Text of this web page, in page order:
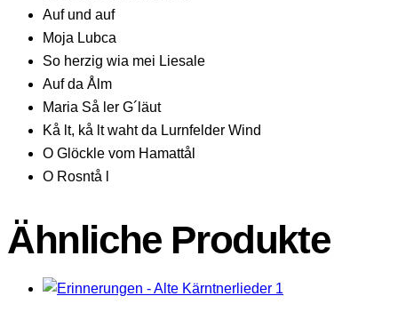
Auf und auf
Moja Lubca
So herzig wia mei Liesale
Auf da Ålm
Maria Så ler G´läut
Kå lt, kå lt waht da Lurnfelder Wind
O Glöckle vom Hamattål
O Rosntå l
Ähnliche Produkte